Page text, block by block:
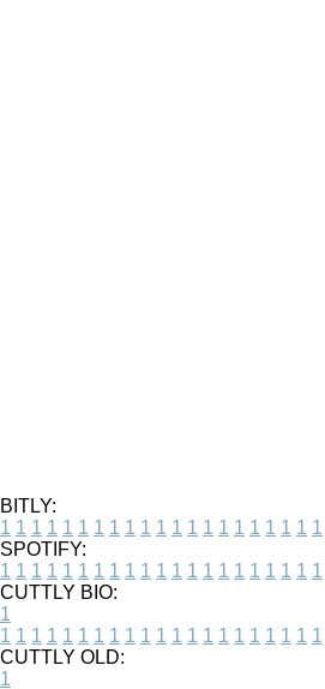
BITLY:
1 1 1 1 1 1 1 1 1 1 1 1 1 1 1 1 1 1 1 1 1
SPOTIFY:
1 1 1 1 1 1 1 1 1 1 1 1 1 1 1 1 1 1 1 1 1
CUTTLY BIO:
1
1 1 1 1 1 1 1 1 1 1 1 1 1 1 1 1 1 1 1 1 1
CUTTLY OLD:
1